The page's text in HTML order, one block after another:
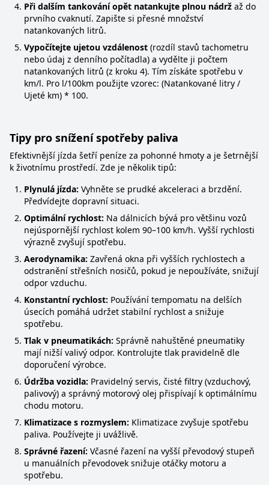
Při dalším tankování opět natankujte plnou nádrž až do
prvního cvaknutí. Zapište si přesné množství
natankovaných litrů.
Vypočítejte ujetou vzdálenost (rozdíl stavů tachometru
nebo údaj z denního počítadla) a vydělte ji počtem
natankovaných litrů (z kroku 4). Tím získáte spotřebu v
km/l. Pro l/100km použijte vzorec: (Natankované litry /
Ujeté km) * 100.
Tipy pro snížení spotřeby paliva
Efektivnější jízda šetří peníze za pohonné hmoty a je šetrnější
k životnímu prostředí. Zde je několik tipů:
Plynulá jízda: Vyhněte se prudké akceleraci a brzdění.
Předvídejte dopravní situaci.
Optimální rychlost: Na dálnicích bývá pro většinu vozů
nejúspornější rychlost kolem 90–100 km/h. Vyšší rychlosti
výrazně zvyšují spotřebu.
Aerodynamika: Zavřená okna při vyšších rychlostech a
odstranění střešních nosičů, pokud je nepoužíváte, snižují
odpor vzduchu.
Konstantní rychlost: Používání tempomatu na delších
úsecích pomáhá udržet stabilní rychlost a snižuje
spotřebu.
Tlak v pneumatikách: Správně nahuštěné pneumatiky
mají nižší valivý odpor. Kontrolujte tlak pravidelně dle
doporučení výrobce.
Údržba vozidla: Pravidelný servis, čisté filtry (vzduchový,
palivový) a správný motorový olej přispívají k optimálnímu
chodu motoru.
Klimatizace s rozmyslem: Klimatizace zvyšuje spotřebu
paliva. Používejte ji uvážlivě.
Správné řazení: Včasné řazení na vyšší převodový stupeň
u manuálních převodovek snižuje otáčky motoru a
spotřebu.